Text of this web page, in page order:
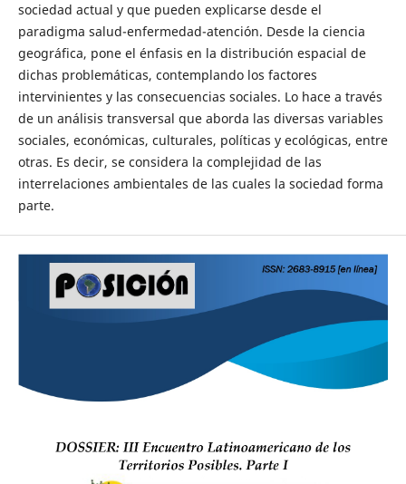
sociedad actual y que pueden explicarse desde el
paradigma salud-enfermedad-atención. Desde la ciencia
geográfica, pone el énfasis en la distribución espacial de
dichas problemáticas, contemplando los factores
intervinientes y las consecuencias sociales. Lo hace a través
de un análisis transversal que aborda las diversas variables
sociales, económicas, culturales, políticas y ecológicas, entre
otras. Es decir, se considera la complejidad de las
interrelaciones ambientales de las cuales la sociedad forma
parte.